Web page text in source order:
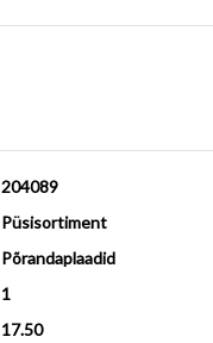
204089
Püsisortiment
Põrandaplaadid
1
17.50